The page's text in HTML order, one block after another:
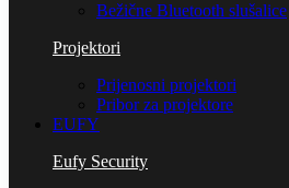
Bežične Bluetooth slušalice
Projektori
Prijenosni projektori
Pribor za projektore
EUFY
Eufy Security